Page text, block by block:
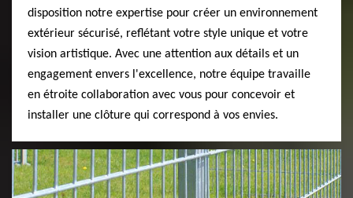
disposition notre expertise pour créer un environnement
extérieur sécurisé, reflétant votre style unique et votre
vision artistique. Avec une attention aux détails et un
engagement envers l'excellence, notre équipe travaille
en étroite collaboration avec vous pour concevoir et
installer une clôture qui correspond à vos envies.